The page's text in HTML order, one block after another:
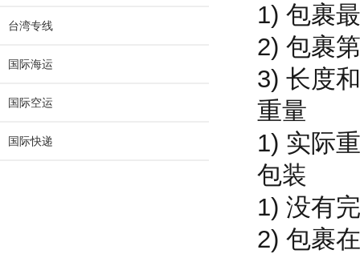
台湾专线
国际海运
国际空运
国际快递
1) 包裹
2) 包裹
3) 长度
重量
1) 实际
包装
1) 没有
2) 包裹